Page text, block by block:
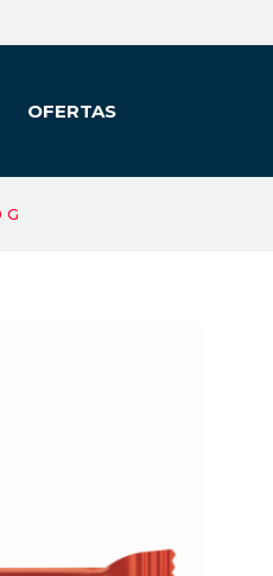
OFERTAS
G